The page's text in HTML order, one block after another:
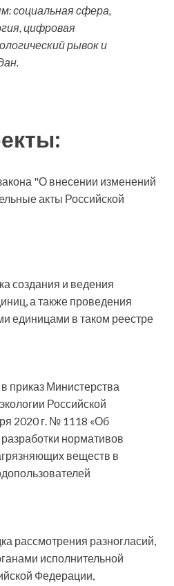
социальная сфера,
цифровая
рывок и
"О внесении изменений
акты Российской
создания и ведения
а также проведения
единицами в таком реестре
приказ Министерства
Российской
2020 г. № 1118 «Об
нормативов
веществ в
рассмотрения разногласий,
исполнительной
Федерации,